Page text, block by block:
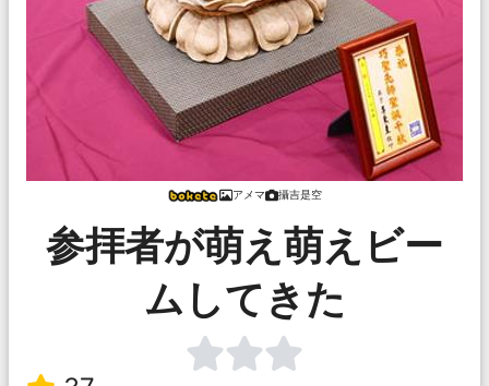
アメマ 攝吉是空
参拝者が萌え萌えビー
ムしてきた